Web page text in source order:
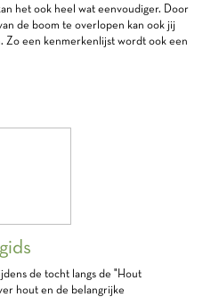
het ook heel wat eenvoudiger. Door
de boom te overlopen kan ook jij
Zo een kenmerkenlijst wordt ook een
de tocht langs de "Hout
hout en de belangrijke